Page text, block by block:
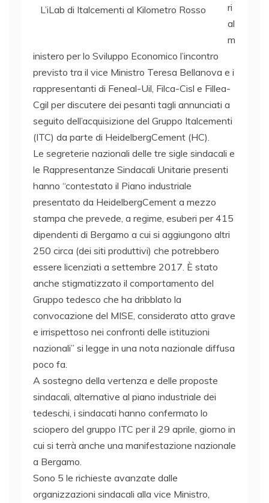
L’iLab di Italcementi al Kilometro Rosso
ri
al
m
inistero per lo Sviluppo Economico l’incontro
previsto tra il vice Ministro Teresa Bellanova e i
rappresentanti di Feneal-Uil, Filca-Cisl e Fillea-
Cgil per discutere dei pesanti tagli annunciati a
seguito dell’acquisizione del Gruppo Italcementi
(ITC) da parte di HeidelbergCement (HC).
Le segreterie nazionali delle tre sigle sindacali e
le Rappresentanze Sindacali Unitarie presenti
hanno “contestato il Piano industriale
presentato da HeidelbergCement a mezzo
stampa che prevede, a regime, esuberi per 415
dipendenti di Bergamo a cui si aggiungono altri
250 circa (dei siti produttivi) che potrebbero
essere licenziati a settembre 2017. È stato
anche stigmatizzato il comportamento del
Gruppo tedesco che ha dribblato la
convocazione del MISE, considerato atto grave
e irrispettoso nei confronti delle istituzioni
nazionali” si legge in una nota nazionale diffusa
poco fa.
A sostegno della vertenza e delle proposte
sindacali, alternative al piano industriale dei
tedeschi, i sindacati hanno confermato lo
sciopero del gruppo ITC per il 29 aprile, giorno in
cui si terrà anche una manifestazione nazionale
a Bergamo.
Sono 5 le richieste avanzate dalle
organizzazioni sindacali alla vice Ministro,